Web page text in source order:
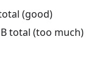
(good)
total (too much)